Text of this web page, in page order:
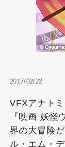
2017/02/22
VFXアナト
『映画 妖怪
界の大冒険
ル・エム・